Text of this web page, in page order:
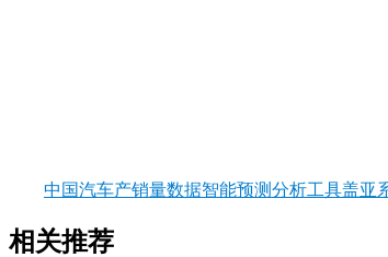
中国汽车产销量数据智能预测分析工具盖亚系
相关推荐